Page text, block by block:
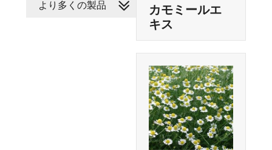
カモミールエ
キス
より多くの製品